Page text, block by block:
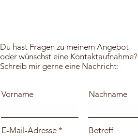
Du hast Fragen zu meinem Angebot
oder wünschst eine Kontaktaufnahme?
Schreib mir gerne eine Nachricht:
Vorname Nachname
E-Mail-Adresse Betreff